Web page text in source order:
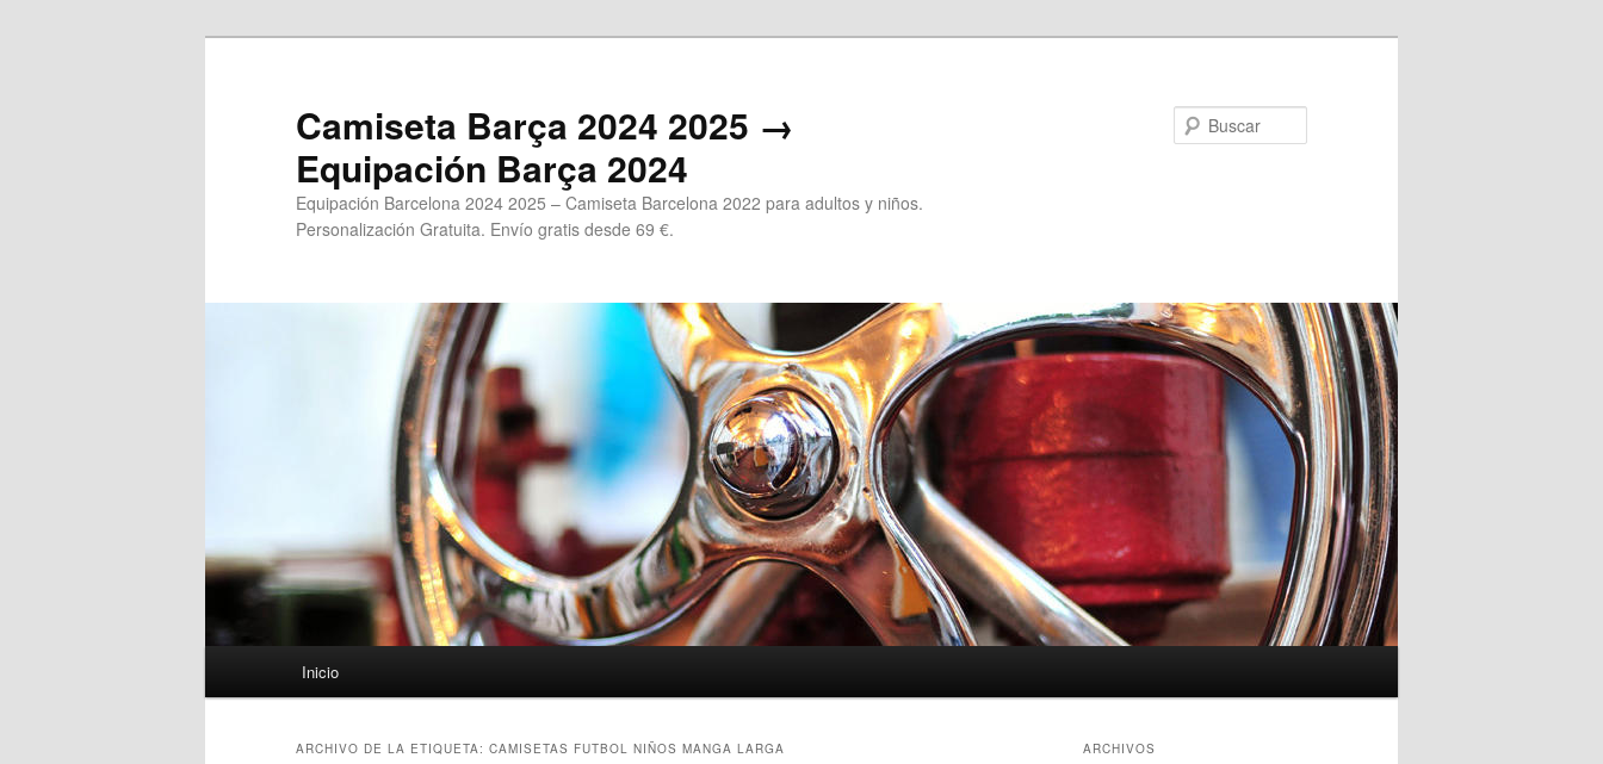
Camiseta Barça 2024 2025 →
Equipación Barça 2024
Equipación Barcelona 2024 2025 – Camiseta Barcelona 2022 para adultos y niños.
Personalización Gratuita. Envío gratis desde 69 €.
Inicio
ARCHIVO DE LA ETIQUETA: CAMISETAS FUTBOL NIÑOS MANGA LARGA ARCHIVOS